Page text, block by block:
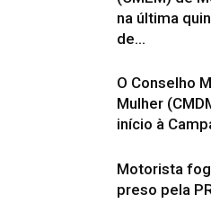
na última
de...
O Conselho
Mulher
início à
Motorista
preso pela